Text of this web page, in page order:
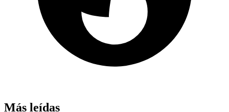
Más leídas